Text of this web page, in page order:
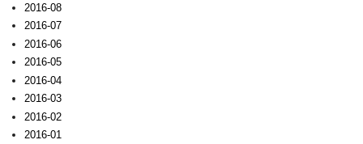
2016-08
2016-07
2016-06
2016-05
2016-04
2016-03
2016-02
2016-01